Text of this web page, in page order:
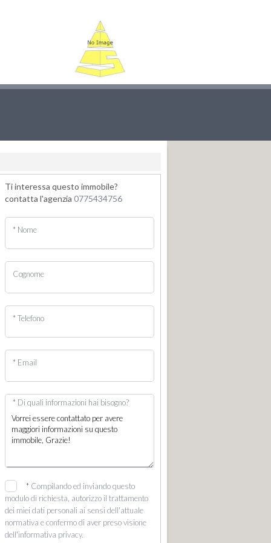
Ti interessa questo immobile?
contatta l'agenzia 0775434756
* Nome
Cognome
* Telefono
* Email
* Di quali informazioni hai bisogno?
* Compilando ed inviando questo
modulo di richiesta, autorizzo il trattamento
dei miei dati personali ai sensi dell'attuale
normativa e confermo di aver preso visione
dell'informativa privacy.